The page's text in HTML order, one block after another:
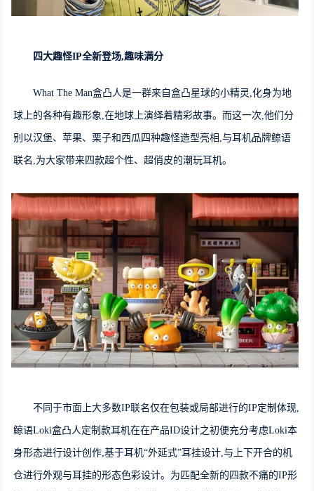
四大趣怪IP全新登场,趣味满分
What The Man盒凸人是一群来自盒凸星球的小精灵,化身为地
球上的各种有趣形象,在地球上演绎着精彩故事。而这一次,他们分
别以汉堡、苹果、栗子和西瓜四种趣怪造型亮相,与耳机品牌鲸语
联名,为大家带来四款超个性、超俏皮的潮玩耳机。
不同于市面上大多数IP联名仅在包装或局部进行的IP定制体现,
鲸语Loki盒凸人定制款耳机在在产品ID设计之初便充分考虑Loki本
身形态进行设计创作,基于耳机“外延式”耳挂设计,与上下开合的机
仓进行外观与耳挂的形态色彩设计。为匹配全新的四款不痛的IP形